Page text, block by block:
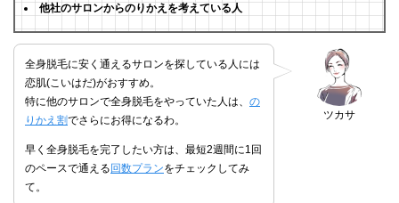
他社のサロンからのりかえを考えている人
ツカサ
全身脱毛に安く通えるサロンを探している人には
恋肌(こいはだ)がおすすめ。
特に他のサロンで全身脱毛をやっていた人は、 の
りかえ割でさらにお得になるわ。
早く全身脱毛を完了したい方は、最短2週間に1回
のペースで通える 回数プランをチェックしてみ
て。